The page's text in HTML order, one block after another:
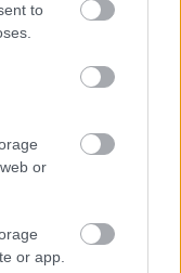
to
or
or app.